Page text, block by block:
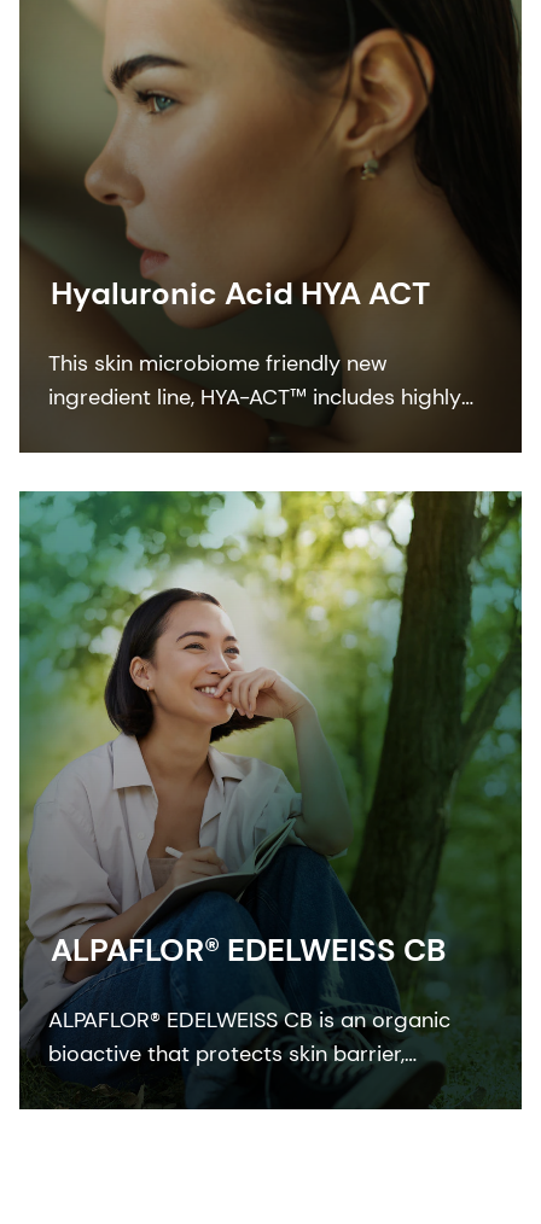
Hyaluronic Acid HYA ACT
This skin microbiome friendly new
ingredient line, HYA-ACT™ includes highly
efficient hyaluronic acid grades featuring
efficacy and beauty benefits customers
want.
ALPAFLOR® EDELWEISS CB
ALPAFLOR® EDELWEISS CB is an organic
bioactive that protects skin barrier,
enhances skin resistance to external stress